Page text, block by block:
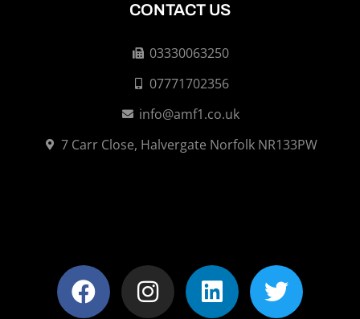
CONTACT US
03330063250
07771702356
info@amf1.co.uk
7 Carr Close, Halvergate Norfolk NR133PW